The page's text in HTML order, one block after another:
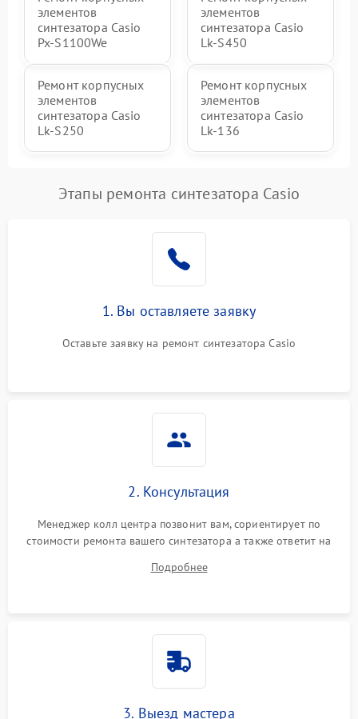
элементов
синтезатора Casio
Px-S1100We
элементов
синтезатора Casio
Lk-S450
Ремонт корпусных
элементов
синтезатора Casio
Lk-S250
Ремонт корпусных
элементов
синтезатора Casio
Lk-136
Этапы ремонта синтезатора Casio
1. Вы оставляете заявку
Оставьте заявку на ремонт синтезатора Casio
2. Консультация
Менеджер колл центра позвонит вам, сориентирует по
стоимости ремонта вашего синтезатора а также ответит на
Подробнее
3. Выезд мастера